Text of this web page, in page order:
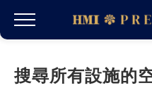
搜尋所有設施的